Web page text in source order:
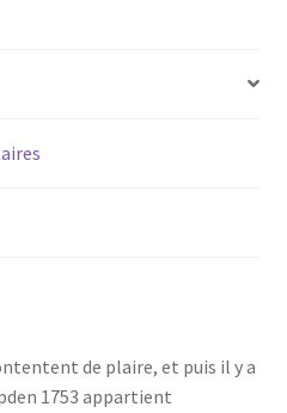
de plaire, et puis il y a
1753 appartient